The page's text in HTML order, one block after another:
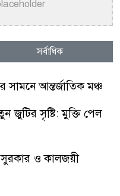
সর্বাধিক
সামনে আন্তর্জাতিক মঞ্চ
জুটির সৃষ্টি: মুক্তি পেল
সুরকার ও কালজয়ী